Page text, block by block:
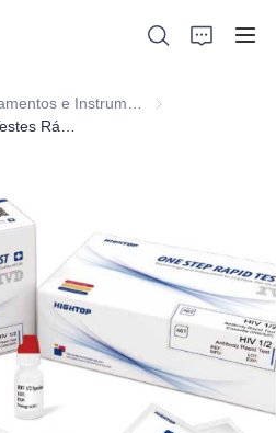
Equipamentos e
de Cooperação
de Fabricação